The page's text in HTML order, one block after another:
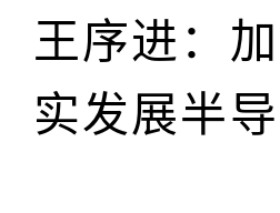
王序进：
实发展半